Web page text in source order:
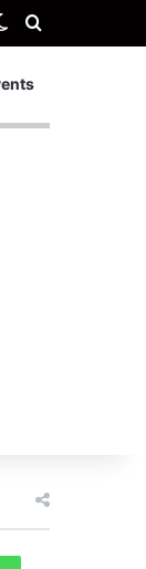
Random
laterale
Cambia aspetto